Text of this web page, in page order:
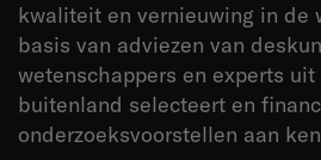
kwaliteit en vernieuwing in de
basis van adviezen van
wetenschappers en experts
buitenland selecteert en
onderzoeksvoorstellen aan